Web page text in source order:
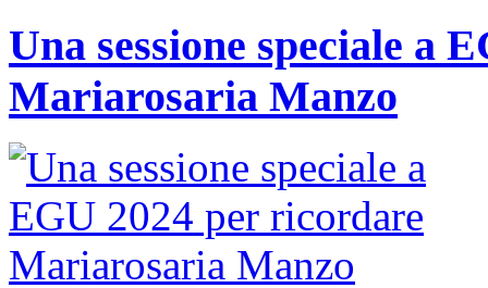
Una sessione speciale a
Mariarosaria Manzo